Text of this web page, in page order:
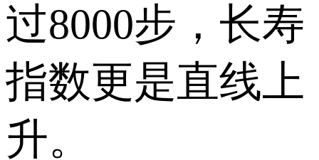
过8000步，长寿
指数更是直线上
升。